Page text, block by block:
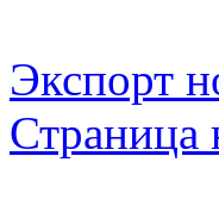
Экспорт
Страница